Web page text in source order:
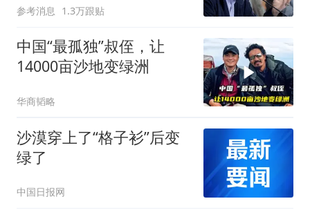
参考消息 1.3万跟贴
中国“最孤独”叔侄，让
14000亩沙地变绿洲
华商韬略
沙漠穿上了“格子衫”后变
绿了
中国日报网